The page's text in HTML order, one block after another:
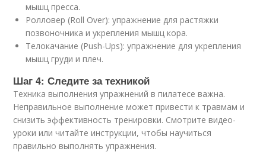
мышц пресса.
Ролловер (Roll Over): упражнение для растяжки
позвоночника и укрепления мышц кора.
Телокачание (Push-Ups): упражнение для укрепления
мышц груди и плеч.
Шаг 4: Следите за техникой
Техника выполнения упражнений в пилатесе важна.
Неправильное выполнение может привести к травмам и
снизить эффективность тренировки. Смотрите видео-
уроки или читайте инструкции, чтобы научиться
правильно выполнять упражнения.